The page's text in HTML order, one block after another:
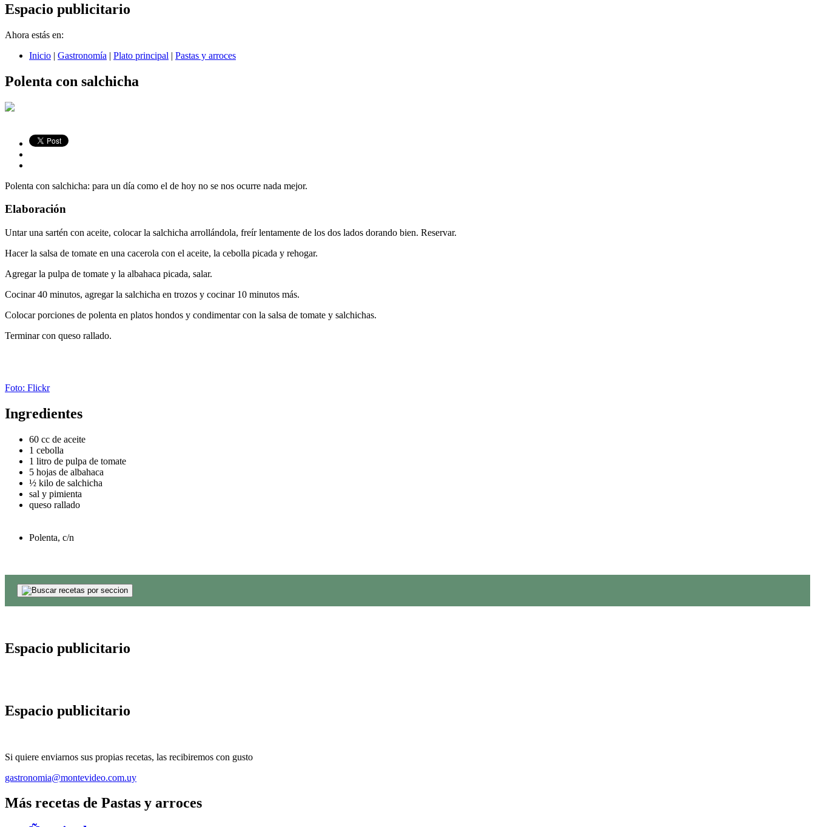
Espacio publicitario
Ahora estás en:
Inicio | Gastronomía | Plato principal | Pastas y arroces
Polenta con salchicha
Polenta con salchicha: para un día como el de hoy no se nos ocurre nada mejor.
Elaboración
Untar una sartén con aceite, colocar la salchicha arrollándola, freír lentamente de los dos lados dorando bien. Reservar.
Hacer la salsa de tomate en una cacerola con el aceite, la cebolla picada y rehogar.
Agregar la pulpa de tomate y la albahaca picada, salar.
Cocinar 40 minutos, agregar la salchicha en trozos y cocinar 10 minutos más.
Colocar porciones de polenta en platos hondos y condimentar con la salsa de tomate y salchichas.
Terminar con queso rallado.
Foto: Flickr
Ingredientes
60 cc de aceite
1 cebolla
1 litro de pulpa de tomate
5 hojas de albahaca
½ kilo de salchicha
sal y pimienta
queso rallado
Polenta, c/n
Espacio publicitario
Espacio publicitario
Si quiere enviarnos sus propias recetas, las recibiremos con gusto
gastronomia@montevideo.com.uy
Más recetas de Pastas y arroces